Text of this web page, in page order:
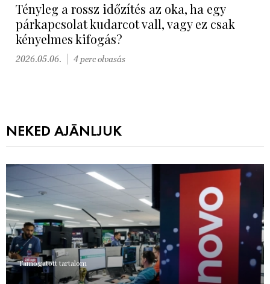
Tényleg a rossz időzítés az oka, ha egy
párkapcsolat kudarcot vall, vagy ez csak
kényelmes kifogás?
2026.05.06. 4 perc olvasás
NEKED AJÁNLJUK
Támogatott tartalom